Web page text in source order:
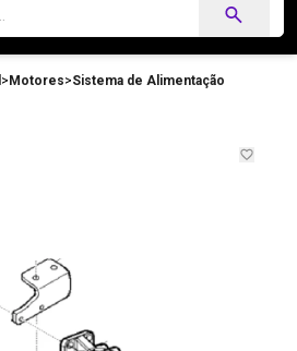
>Motores>Sistema de Alimentação